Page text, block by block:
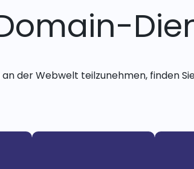
an der Webwelt teilzunehmen, finden